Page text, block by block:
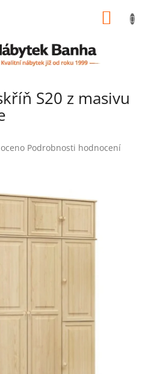
S20 z masivu
Podrobnosti hodnocení